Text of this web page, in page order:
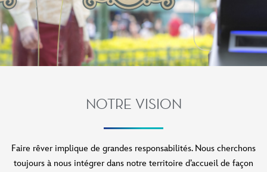
NOTRE VISION
Faire rêver implique de grandes responsabilités. Nous cherchons
toujours à nous intégrer dans notre territoire d’accueil de façon